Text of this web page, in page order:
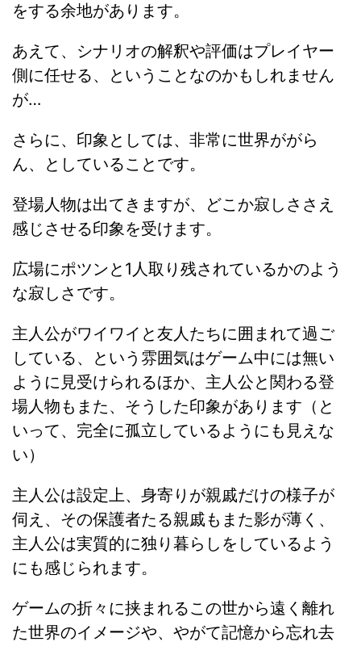
をする余地があります。
あえて、シナリオの解釈や評価はプレイヤー
側に任せる、ということなのかもしれません
が…
さらに、印象としては、非常に世界ががら
ん、としていることです。
登場人物は出てきますが、どこか寂しささえ
感じさせる印象を受けます。
広場にポツンと1人取り残されているかのよう
な寂しさです。
主人公がワイワイと友人たちに囲まれて過ご
している、という雰囲気はゲーム中には無い
ように見受けられるほか、主人公と関わる登
場人物もまた、そうした印象があります（と
いって、完全に孤立しているようにも見えな
い）
主人公は設定上、身寄りが親戚だけの様子が
伺え、その保護者たる親戚もまた影が薄く、
主人公は実質的に独り暮らしをしているよう
にも感じられます。
ゲームの折々に挟まれるこの世から遠く離れ
た世界のイメージや、やがて記憶から忘れ去